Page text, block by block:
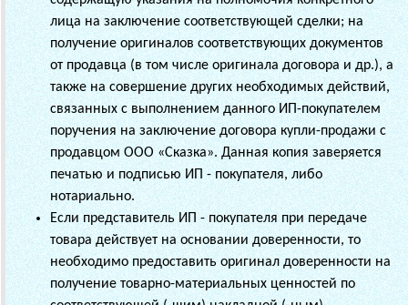
лица на заключение соответствующей сделки; на
получение оригиналов соответствующих документов
от продавца (в том числе оригинала договора и др.), а
также на совершение других необходимых действий,
связанных с выполнением данного ИП-покупателем
поручения на заключение договора купли-продажи с
продавцомООО «Сказка». Данная копия заверяется
печатью и подписью ИП - покупателя, либо
нотариально.
Если представитель ИП - покупателя при передаче
товара действует на основании доверенности, то
необходимо предоставить оригинал доверенности на
получение товарно-материальных ценностей по